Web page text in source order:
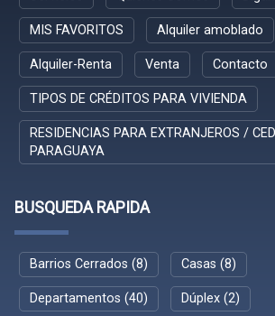
MIS FAVORITOS Alquiler amoblado
Alquiler-Renta Venta Contacto
TIPOS DE CRÉDITOS PARA VIVIENDA
RESIDENCIAS PARA EXTRANJEROS /
PARAGUAYA
BUSQUEDA RAPIDA
Barrios Cerrados (8) Casas (8)
Departamentos (40) Dúplex (2)